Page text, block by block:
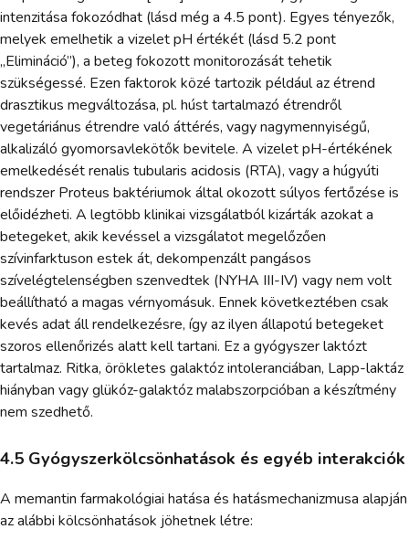
intenzitása fokozódhat (lásd még a 4.5 pont). Egyes tényezők,
melyek emelhetik a vizelet pH értékét (lásd 5.2 pont
„Elimináció”), a beteg fokozott monitorozását tehetik
szükségessé. Ezen faktorok közé tartozik például az étrend
drasztikus megváltozása, pl. húst tartalmazó étrendről
vegetáriánus étrendre való áttérés, vagy nagymennyiségű,
alkalizáló gyomorsavlekötők bevitele. A vizelet pH-értékének
emelkedését renalis tubularis acidosis (RTA), vagy a húgyúti
rendszer Proteus baktériumok által okozott súlyos fertőzése is
előidézheti. A legtöbb klinikai vizsgálatból kizárták azokat a
betegeket, akik kevéssel a vizsgálatot megelőzően
szívinfarktuson estek át, dekompenzált pangásos
szívelégtelenségben szenvedtek (NYHA III-IV) vagy nem volt
beállítható a magas vérnyomásuk. Ennek következtében csak
kevés adat áll rendelkezésre, így az ilyen állapotú betegeket
szoros ellenőrizés alatt kell tartani. Ez a gyógyszer laktózt
tartalmaz. Ritka, örökletes galaktóz intoleranciában, Lapp-laktáz
hiányban vagy glükóz-galaktóz malabszorpcióban a készítmény
nem szedhető.
4.5 Gyógyszerkölcsönhatások és egyéb interakciók
A memantin farmakológiai hatása és hatásmechanizmusa alapján
az alábbi kölcsönhatások jöhetnek létre: